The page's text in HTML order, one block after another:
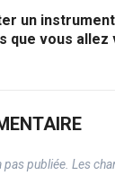
un instrument
que vous
publiée. Les